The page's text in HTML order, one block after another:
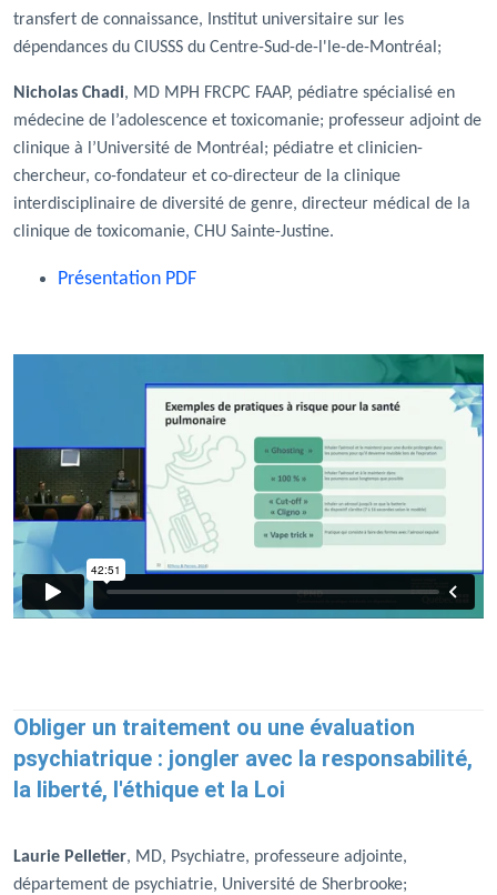
transfert de connaissance, Institut universitaire sur les
dépendances du CIUSSS du Centre-Sud-de-l'le-de-Montréal;
Nicholas Chadi, MD MPH FRCPC FAAP, pédiatre spécialisé en
médecine de l’adolescence et toxicomanie; professeur adjoint de
clinique à l’Université de Montréal; pédiatre et clinicien-
chercheur, co-fondateur et co-directeur de la clinique
interdisciplinaire de diversité de genre, directeur médical de la
clinique de toxicomanie, CHU Sainte-Justine.
Présentation PDF
Obliger un traitement ou une évaluation
psychiatrique : jongler avec la responsabilité,
la liberté, l'éthique et la Loi
Laurie Pelletier, MD, Psychiatre, professeure adjointe,
département de psychiatrie, Université de Sherbrooke;